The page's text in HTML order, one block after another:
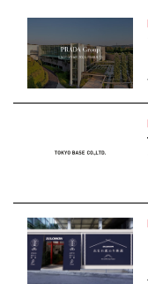
初めての方へ
Q&A
企業担当の方へ
企業ログイン